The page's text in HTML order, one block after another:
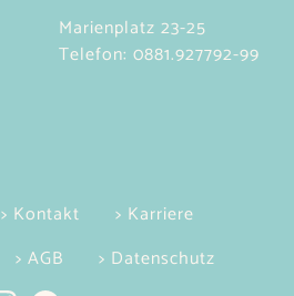
Marienplatz 23-25
Telefon: 0881.927792-99
> Kontakt
> Karriere
> AGB > Datenschutz